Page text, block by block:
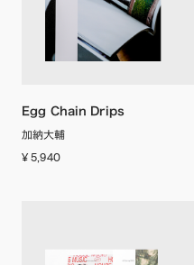
Egg Chain Drips
加納大輔
¥ 5,940